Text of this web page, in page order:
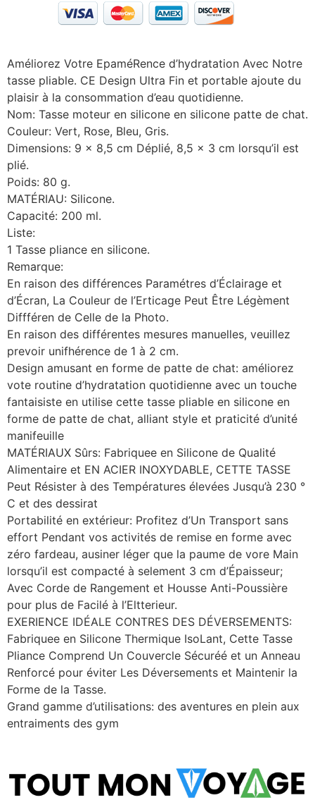
Améliorez Votre EpaméRence d’hydratation Avec Notre
tasse pliable. CE Design Ultra Fin et portable ajoute du
plaisir à la consommation d’eau quotidienne.
Nom: Tasse moteur en silicone en silicone patte de chat.
Couleur: Vert, Rose, Bleu, Gris.
Dimensions: 9 x 8,5 cm Déplié, 8,5 x 3 cm lorsqu’il est
plié.
Poids: 80 g.
MATÉRIAU: Silicone.
Capacité: 200 ml.
Liste:
1 Tasse pliance en silicone.
Remarque:
En raison des différences Paramétres d’Éclairage et
d’Écran, La Couleur de l’Erticage Peut Être Légèment
Diffféren de Celle de la Photo.
En raison des différentes mesures manuelles, veuillez
prevoir unifhérence de 1 à 2 cm.
Design amusant en forme de patte de chat: améliorez
vote routine d’hydratation quotidienne avec un touche
fantaisiste en utilise cette tasse pliable en silicone en
forme de patte de chat, alliant style et praticité d’unité
manifeuille
MATÉRIAUX Sûrs: Fabriquee en Silicone de Qualité
Alimentaire et EN ACIER INOXYDABLE, CETTE TASSE
Peut Résister à des Températures élevées Jusqu’à 230 °
C et des dessirat
Portabilité en extérieur: Profitez d’Un Transport sans
effort Pendant vos activités de remise en forme avec
zéro fardeau, ausiner léger que la paume de vore Main
lorsqu’il est compacté à selement 3 cm d’Épaisseur;
Avec Corde de Rangement et Housse Anti-Poussière
pour plus de Facilé à l’Eltterieur.
EXERIENCE IDÉALE CONTRES DES DÉVERSEMENTS:
Fabriquee en Silicone Thermique IsoLant, Cette Tasse
Pliance Comprend Un Couvercle Sécuréé et un Anneau
Renforcé pour éviter Les Déversements et Maintenir la
Forme de la Tasse.
Grand gamme d’utilisations: des aventures en plein aux
entraiments des gym